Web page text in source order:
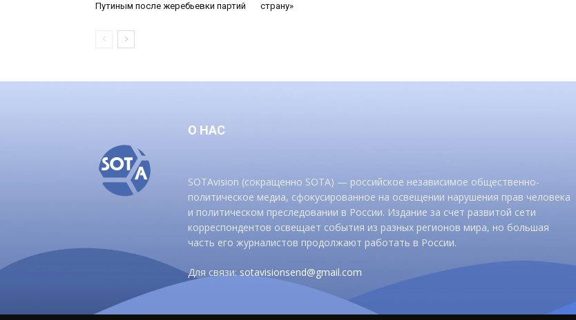
Путиным после жеребьевки партий
страну»
О НАС
SOTAvision (сокращенно SOTA) — российское независимое общественно-
политическое медиа, сфокусированное на освещении нарушения прав человека
и политическом преследовании в России. Издание за счет развитой сети
корреспондентов освещает события из разных регионов мира, но большая
часть его журналистов продолжают работать в России.
Для связи:sotavisionsend@gmail.com